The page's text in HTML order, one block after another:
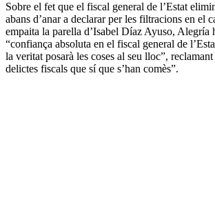
Sobre el fet que el fiscal general de l’Estat
abans d’anar a declarar per les filtracions en el
empaita la parella d’Isabel Díaz Ayuso, Alegría
“confiança absoluta en el fiscal general de
la veritat posarà les coses al seu lloc”,
delictes fiscals que sí que s’han comès”.